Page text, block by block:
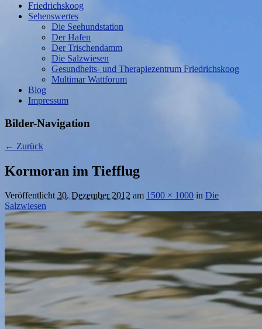
Friedrichskoog
Sehenswertes
Die Seehundstation
Der Hafen
Der Trischendamm
Die Salzwiesen
Gesundheits- und Therapiezentrum Friedrichskoog
Multimar Wattforum
Blog
Impressum
Bilder-Navigation
← Zurück
Kormoran im Tiefflug
Veröffentlicht30. Dezember 2012 am 1500 × 1000 in Die
Salzwiesen